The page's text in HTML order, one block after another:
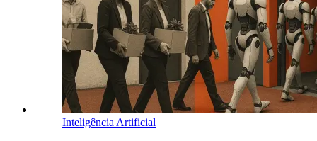
Inteligência Artificial